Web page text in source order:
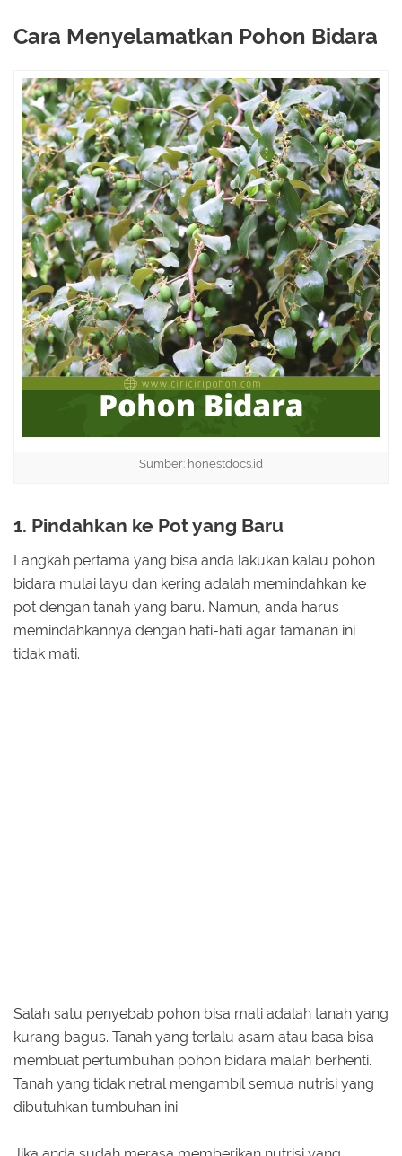
Cara Menyelamatkan Pohon Bidara
Sumber: honestdocs.id
1. Pindahkan ke Pot yang Baru
Langkah pertama yang bisa anda lakukan kalau pohon
bidara mulai layu dan kering adalah memindahkan ke
pot dengan tanah yang baru. Namun, anda harus
memindahkannya dengan hati-hati agar tamanan ini
tidak mati.
Salah satu penyebab pohon bisa mati adalah tanah yang
kurang bagus. Tanah yang terlalu asam atau basa bisa
membuat pertumbuhan pohon bidara malah berhenti.
Tanah yang tidak netral mengambil semua nutrisi yang
dibutuhkan tumbuhan ini.